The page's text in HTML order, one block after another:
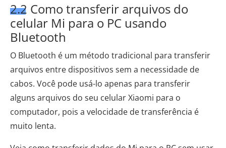
2.2 Como transferir arquivos do
celular Mi para o PC usando
Bluetooth
O Bluetooth é um método tradicional para transferir
arquivos entre dispositivos sem a necessidade de
cabos. Você pode usá-lo apenas para transferir
alguns arquivos do seu celular Xiaomi para o
computador, pois a velocidade de transferência é
muito lenta.